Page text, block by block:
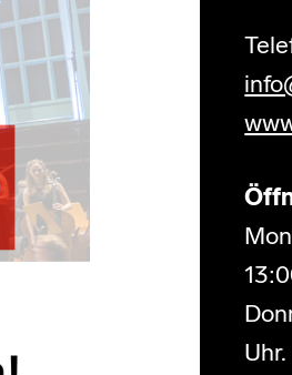
Uhr.